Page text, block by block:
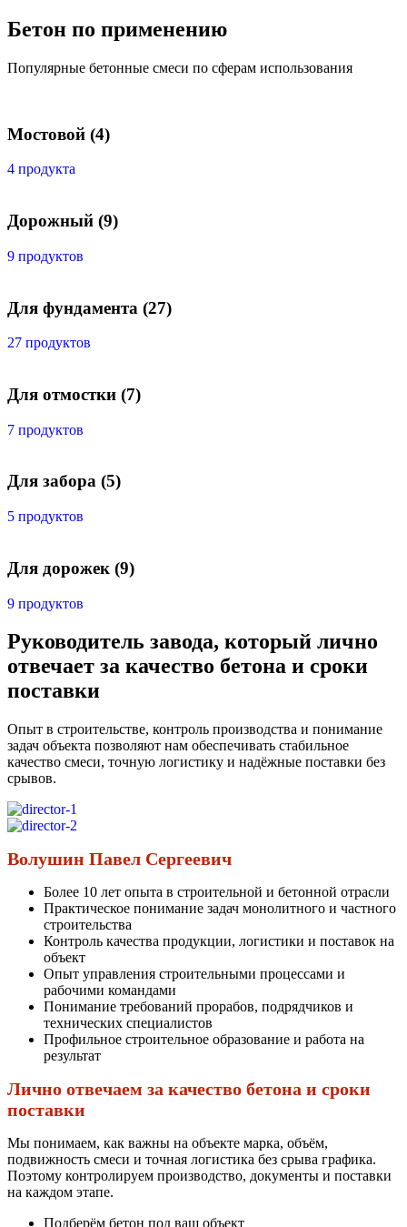
Бетон по применению
Популярные бетонные смеси по сферам использования
Мостовой (4)
4 продукта
Дорожный (9)
9 продуктов
Для фундамента (27)
27 продуктов
Для отмостки (7)
7 продуктов
Для забора (5)
5 продуктов
Для дорожек (9)
9 продуктов
Руководитель завода, который лично
отвечает за качество бетона и сроки
поставки
Опыт в строительстве, контроль производства и понимание
задач объекта позволяют нам обеспечивать стабильное
качество смеси, точную логистику и надёжные поставки без
срывов.
Волушин Павел Сергеевич
Более 10 лет опыта в строительной и бетонной отрасли
Практическое понимание задач монолитного и частного
строительства
Контроль качества продукции, логистики и поставок на
объект
Опыт управления строительными процессами и
рабочими командами
Понимание требований прорабов, подрядчиков и
технических специалистов
Профильное строительное образование и работа на
результат
Лично отвечаем за качество бетона и сроки
поставки
Мы понимаем, как важны на объекте марка, объём,
подвижность смеси и точная логистика без срыва графика.
Поэтому контролируем производство, документы и поставки
на каждом этапе.
Подберём бетон под ваш объект